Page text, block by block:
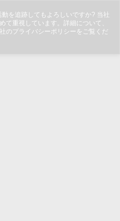
を追跡してもよろしいですか? 当社
て重視しています。詳細について、
のプライバシーポリシーをご覧くだ